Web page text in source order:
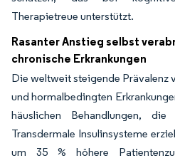
Therapietreue unterstützt.
Rasanter Anstieg selbst
chronische Erkrankungen
Die weltweit steigende Prävalenz
und hormalbedingten
häuslichen Behandlungen, die
Transdermale Insulinsysteme
um 35 % höhere